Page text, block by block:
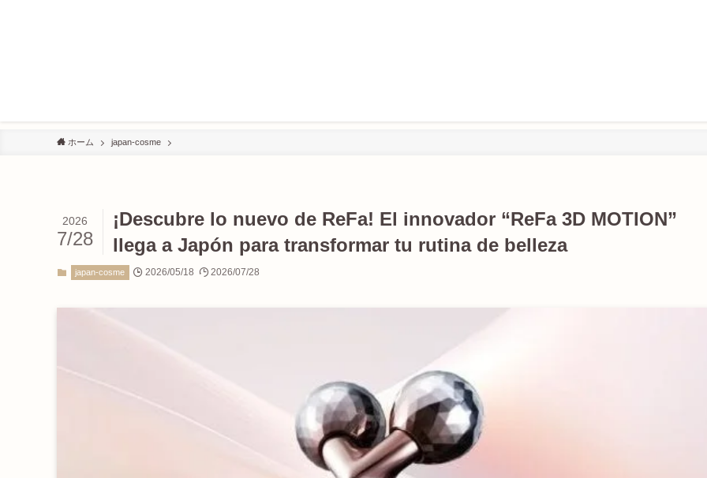
ホーム japan-cosme
¡Descubre lo nuevo de ReFa! El innovador “ReFa 3D MOTION”
llega a Japón para transformar tu rutina de belleza
2026
7/28
japan-cosme 2026/05/18 2026/07/28